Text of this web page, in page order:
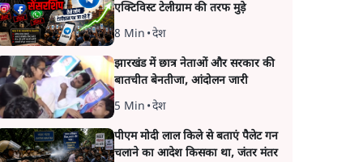
एक्टिविस्ट टेलीग्राम की तरफ मुड़े
8 Min •देश
झारखंड में छात्र नेताओं और सरकार की
बातचीत बेनतीजा, आंदोलन जारी
5 Min •देश
पीएम मोदी लाल किले से बताएं पैलेट गन
चलाने का आदेश किसका था, जंतर मंतर